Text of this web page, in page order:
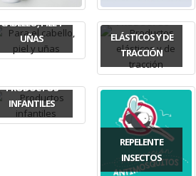
PARA EL
CABELLO, PIEL Y
UÑAS
PRODUCTOS
ELÁSTICOS Y DE
TRACCIÓN
PRODUCTOS
INFANTILES
REPELENTE
INSECTOS